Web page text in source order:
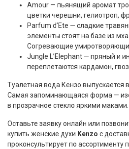
Amour — пьянящий аромат
цветки черешни, гелиотроп,
Parfum d’Ete — сладкие
элементы стоят на базе из
Согревающие
Jungle L’Elephant — пряный и
переплетаются кардамон,
Туалетная вода Кензо выпускается
Самая запоминающаяся форма —
в прозрачное стекло яркими маками.
Оставьте заявку онлайн или
купить женские духи Kenzo с
проконсультирует по ассортименту